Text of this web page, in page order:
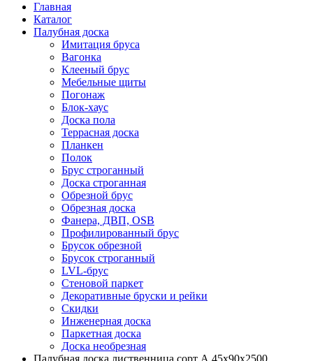
Главная
Каталог
Палубная доска
Имитация бруса
Вагонка
Клееный брус
Мебельные щиты
Погонаж
Блок-хаус
Доска пола
Террасная доска
Планкен
Полок
Брус строганный
Доска строганная
Обрезной брус
Обрезная доска
Фанера, ДВП, OSB
Профилированный брус
Брусок обрезной
Брусок строганный
LVL-брус
Стеновой паркет
Декоративные бруски и рейки
Скидки
Инженерная доска
Паркетная доска
Доска необрезная
Палубная доска лиственница сорт А 45х90х2500